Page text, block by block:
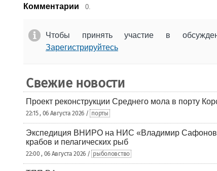
Комментарии 0.
Чтобы принять участие в
Зарегистрируйтесь
Свежие новости
Проект реконструкции Среднего мола в порту
22:15 , 06 Августа 2026 / порты
Экспедиция ВНИРО на НИС «Владимир
крабов и пелагических рыб
22:00 , 06 Августа 2026 / рыболовство